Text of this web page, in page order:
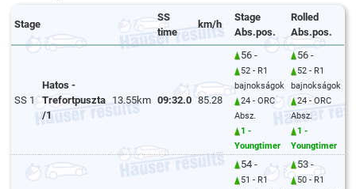
Stage
SS
time
km/h
Stage
Abs.pos.
Rolled
Abs.pos.
SS 1
Hatos -
Trefortpuszta
/1
13.55km 09:32.0 85.28
56 -
52 - R1
bajnokságok
24 - ORC
Absz.
1 -
Youngtimer
56 -
52 - R1
bajnokságok
24 - ORC
Absz.
1 -
Youngtimer
54 -
51 - R1
53 -
50 - R1